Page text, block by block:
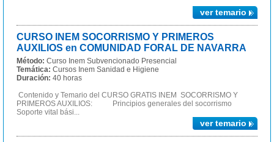
ver temario
CURSO INEM SOCORRISMO Y PRIMEROS
AUXILIOS en COMUNIDAD FORAL DE NAVARRA
Método: Curso Inem Subvencionado Presencial
Temática: Cursos Inem Sanidad e Higiene
Duración: 40 horas
Contenido y Temario del CURSO GRATIS INEM SOCORRISMO Y
PRIMEROS AUXILIOS: Principios generales del socorrismo
Soporte vital bási...
ver temario